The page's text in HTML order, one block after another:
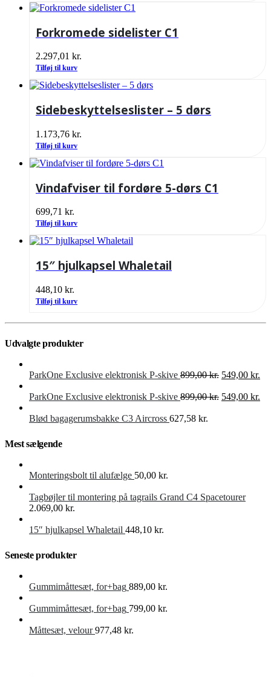
Forkromede sidelister C1
2.297,01 kr.
Tilføj til kurv
Sidebeskyttelseslister – 5 dørs
1.173,76 kr.
Tilføj til kurv
Vindafviser til fordøre 5-dørs C1
699,71 kr.
Tilføj til kurv
15″ hjulkapsel Whaletail
448,10 kr.
Tilføj til kurv
Udvalgte produkter
ParkOne Exclusive elektronisk P-skive 899,00kr. Den
pris
549,00 kr.
ParkOne Exclusive elektronisk P-skive 899,00kr. Den
549,00 kr.
Blød bagagerumsbakke C3 Aircross 627,58 kr.
Mest sælgende
Monteringsbolt til alufælge 50,00 kr.
Tagbøjler til montering på tagrails Grand C4 Spacetourer
2.069,00 kr.
15″ hjulkapsel Whaletail 448,10 kr.
Seneste produkter
Gummimåttesæt, for+bag 889,00 kr.
Gummimåttesæt, for+bag 799,00 kr.
Måttesæt, velour 977,48 kr.